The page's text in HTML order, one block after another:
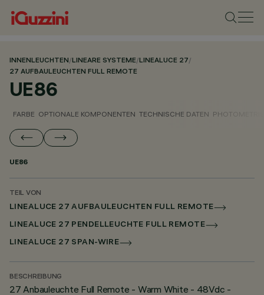
INNENLEUCHTEN/LINEARE SYSTEME/LINEALUCE 27/
27 AUFBAULEUCHTEN FULL REMOTE
UE86
FARBE OPTIONALE KOMPONENTEN TECHNISCHE DATEN
UE86
TEIL VON
LINEALUCE 27 AUFBAULEUCHTEN FULL REMOTE
LINEALUCE 27 PENDELLEUCHTE FULL REMOTE
LINEALUCE 27 SPAN-WIRE
BESCHREIBUNG
27 Anbauleuchte Full Remote - Warm White - 48Vdc -